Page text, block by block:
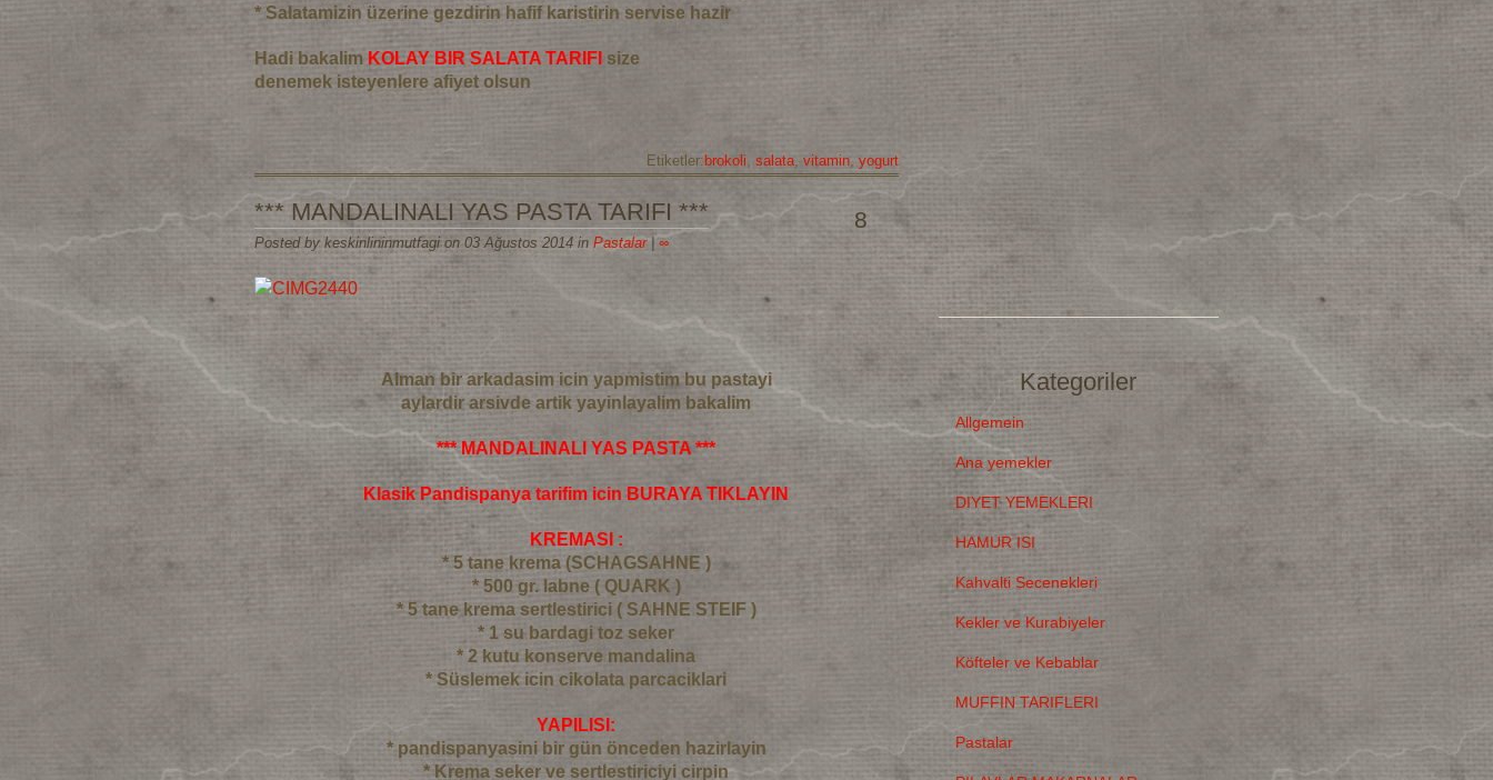
* Salatamizin üzerine gezdirin hafif karistirin servise hazir
Hadi bakalim KOLAY BIR SALATA TARIFI size
denemek isteyenlere afiyet olsun
Etiketler: brokoli, salata, vitamin, yogurt
8
*** MANDALINALI YAS PASTA TARIFI ***
Posted by keskinlininmutfagi on 03 Ağustos 2014 in Pastalar ∞
Alman bir arkadasim icin yapmistim bu pastayi
aylardir arsivde artik yayinlayalim bakalim
*** MANDALINALI YAS PASTA ***
Klasik Pandispanya tarifim icin BURAYA TIKLAYIN
KREMASI :
* 5 tane krema (SCHAGSAHNE )
* 500 gr. labne ( QUARK )
* 5 tane krema sertlestirici ( SAHNE STEIF )
* 1 su bardagi toz seker
* 2 kutu konserve mandalina
* Süslemek icin cikolata parcaciklari
YAPILISI:
* pandispanyasini bir gün önceden hazirlayin
* Krema seker ve sertlestiriciyi cirpin
Kategoriler
Allgemein
Ana yemekler
DIYET YEMEKLERI
HAMUR ISI
Kahvalti Secenekleri
Kekler ve Kurabiyeler
Köfteler ve Kebablar
MUFFIN TARIFLERI
Pastalar